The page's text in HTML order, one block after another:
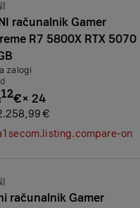
računalnik Gamer
R7 5800X RTX 5070
zalogi
12€× 24
€
on
računalnik Gamer